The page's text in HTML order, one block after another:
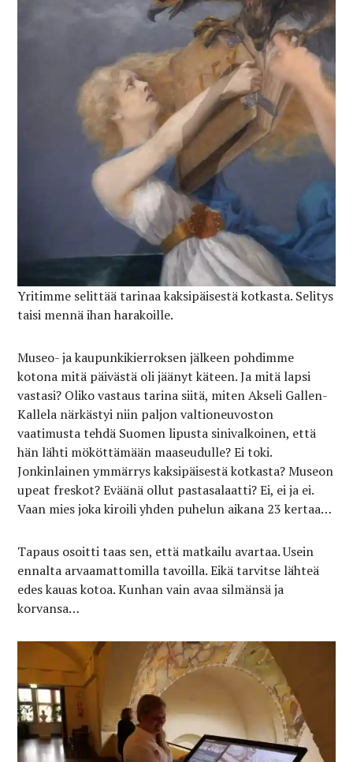
Yritimme selittää tarinaa kaksipäisestä kotkasta. Selitys
taisi mennä ihan harakoille.
Museo- ja kaupunkikierroksen jälkeen pohdimme
kotona mitä päivästä oli jäänyt käteen. Ja mitä lapsi
vastasi? Oliko vastaus tarina siitä, miten Akseli Gallen-
Kallela närkästyi niin paljon valtioneuvoston
vaatimusta tehdä Suomen lipusta sinivalkoinen, että
hän lähti mököttämään maaseudulle? Ei toki.
Jonkinlainen ymmärrys kaksipäisestä kotkasta? Museon
upeat freskot? Eväänä ollut pastasalaatti? Ei, ei ja ei.
Vaan mies joka kiroili yhden puhelun aikana 23 kertaa…
Tapaus osoitti taas sen, että matkailu avartaa. Usein
ennalta arvaamattomilla tavoilla. Eikä tarvitse lähteä
edes kauas kotoa. Kunhan vain avaa silmänsä ja
korvansa…